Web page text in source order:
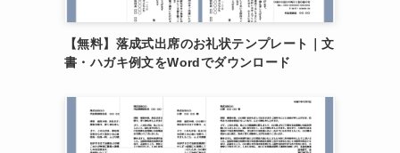
【無料】落成式出席のお礼状テンプレート｜文
書・ハガキ例文をWordでダウンロード